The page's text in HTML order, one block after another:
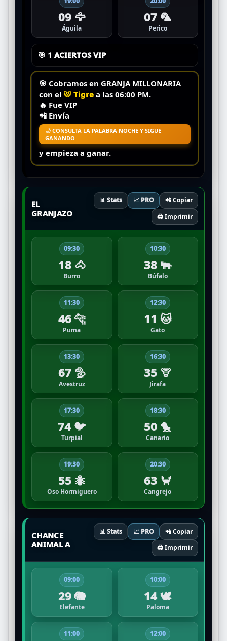
09 🦅
Águila
07 🦜
Perico
🎯 1 ACIERTOS VIP
🎯 Cobramos en GRANJA MILLONARIA
con el 🐯 Tigre a las 06:00 PM.
🔥 Fue VIP
📲 Envía
🌙 CONSULTA LA PALABRA NOCHE Y SIGUE
GANANDO
y empieza a ganar.
EL
GRANJAZO
📊 Stats 📈 PRO
📲 Copiar
🖨️ Imprimir
09:30
18 🐴
Burro
10:30
38 🐃
Búfalo
11:30
46 🐆
Puma
12:30
11 🐱
Gato
13:30
67 🦤
Avestruz
16:30
35 🦒
Jirafa
17:30
74 🐦
Turpial
18:30
50 🐤
Canario
19:30
55 🐜
Oso Hormiguero
20:30
63 🦀
Cangrejo
CHANCE
ANIMAL A
📊 Stats 📈 PRO
📲 Copiar
🖨️ Imprimir
09:00
29 🐘
Elefante
10:00
14 🕊️
Paloma
11:00 12:00